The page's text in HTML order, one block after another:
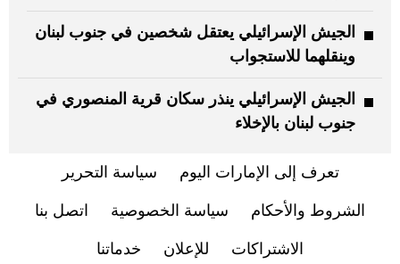
الجيش الإسرائيلي يعتقل شخصين في جنوب لبنان
وينقلهما للاستجواب
الجيش الإسرائيلي ينذر سكان قرية المنصوري في
جنوب لبنان بالإخلاء
تعرف إلى الإمارات اليوم سياسة التحرير
الشروط والأحكام سياسة الخصوصية اتصل بنا
الاشتراكات للإعلان خدماتنا